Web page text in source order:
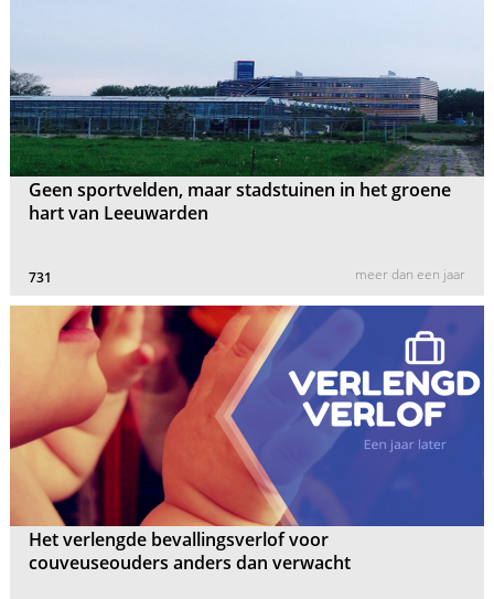
Geen sportvelden, maar stadstuinen in het groene
hart van Leeuwarden
731 meer dan een jaar
Het verlengde bevallingsverlof voor
couveuseouders anders dan verwacht